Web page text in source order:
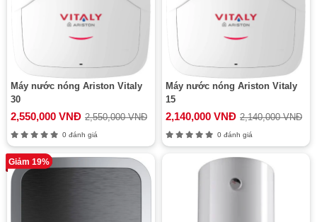
Máy nước nóng Ariston Vitaly
30
2,550,000 VNĐ 2,550,000 VNĐ
0 đánh giá
Máy nước nóng Ariston Vitaly
15
2,140,000 VNĐ 2,140,000 VNĐ
0 đánh giá
Giảm 19%